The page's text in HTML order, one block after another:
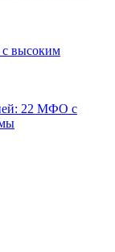
высоким
22 МФО с